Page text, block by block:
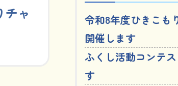
ャ
令和8年度ひきこも
開催します
ふくし活動コンテ
す